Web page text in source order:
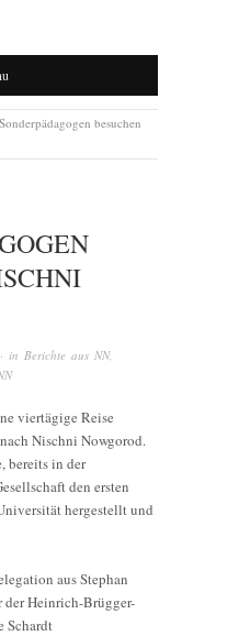
besuchen
· in Berichte aus NN,
viertägige Reise
Nischni Nowgorod.
bereits in der
den ersten
hergestellt und
aus Stephan
der Heinrich-Brügger-
Schardt